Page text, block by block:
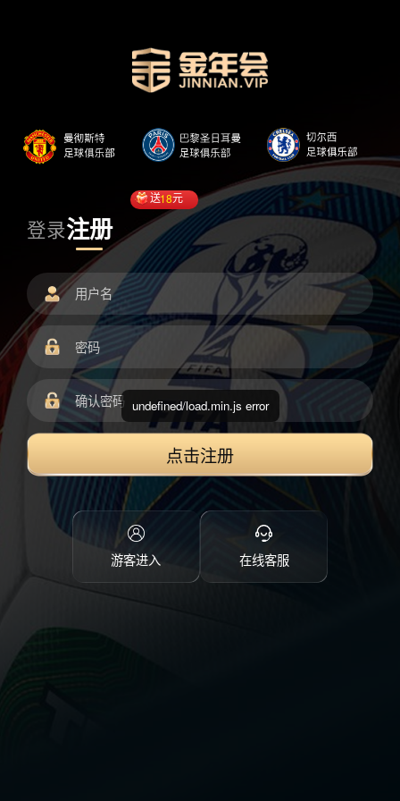
登录注册
送18元
点击注册
游客进入 在线客服
undefined/load.min.js error